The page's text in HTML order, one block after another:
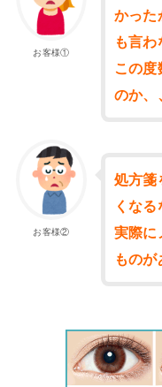
お客様①
かった
も言わ
この度
のか、
お客様②
処方箋
くなる
実際に
ものが